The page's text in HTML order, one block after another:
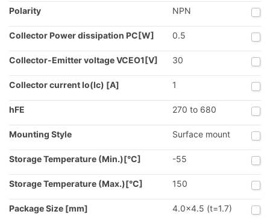
Polarity NPN
Collector Power dissipation PC[W] 0.5
Collector-Emitter voltage VCEO1[V] 30
Collector current Io(Ic) [A] 1
hFE 270 to 680
Mounting Style Surface mount
Storage Temperature (Min.)[°C] -55
Storage Temperature (Max.)[°C] 150
Package Size [mm] 4.0x4.5 (t=1.7)